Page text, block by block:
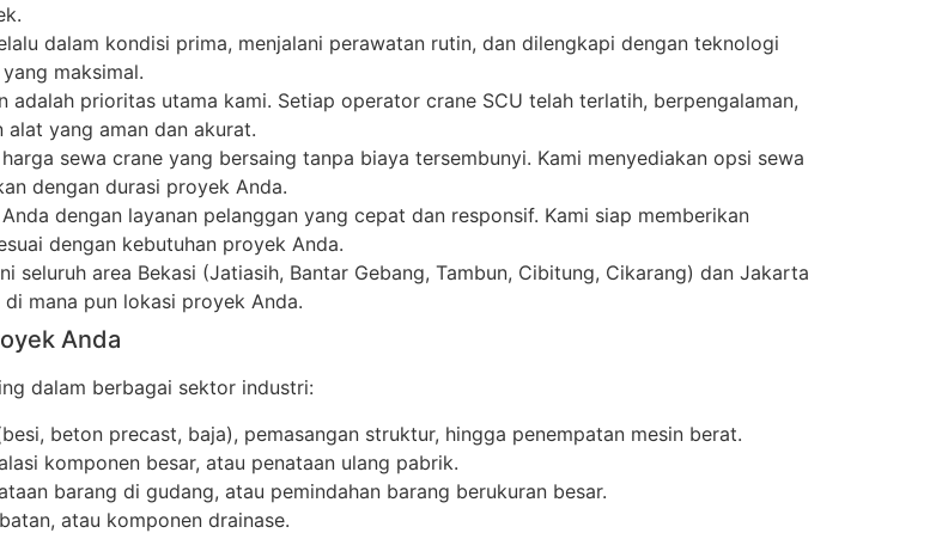
dalam kondisi prima, menjalani perawatan rutin, dan dilengkapi dengan teknologi
maksimal.
adalah prioritas utama kami. Setiap operator crane SCU telah terlatih, berpengalaman,
yang aman dan akurat.
sewa crane yang bersaing tanpa biaya tersembunyi. Kami menyediakan opsi sewa
dengan durasi proyek Anda.
dengan layanan pelanggan yang cepat dan responsif. Kami siap memberikan
dengan kebutuhan proyek Anda.
seluruh area Bekasi (Jatiasih, Bantar Gebang, Tambun, Cibitung, Cikarang) dan Jakarta
mana pun lokasi proyek Anda.
Anda
dalam berbagai sektor industri:
beton precast, baja), pemasangan struktur, hingga penempatan mesin berat.
komponen besar, atau penataan ulang pabrik.
barang di gudang, atau pemindahan barang berukuran besar.
atau komponen drainase.